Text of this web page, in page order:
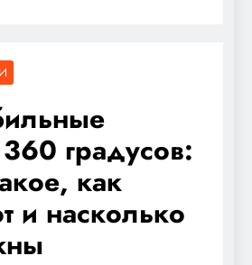
градусов:
как
и насколько